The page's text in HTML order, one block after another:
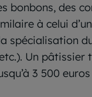
des
à celui
spécialisation
Un
3 500